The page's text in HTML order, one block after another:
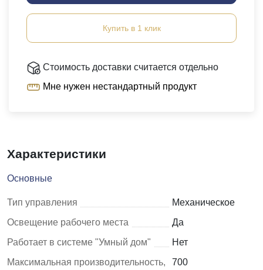
Купить в 1 клик
Стоимость доставки считается отдельно
Мне нужен нестандартный продукт
Характеристики
Основные
Тип управления
Механическое
Освещение рабочего места
Да
Работает в системе "Умный дом"
Нет
Максимальная производительность,
700